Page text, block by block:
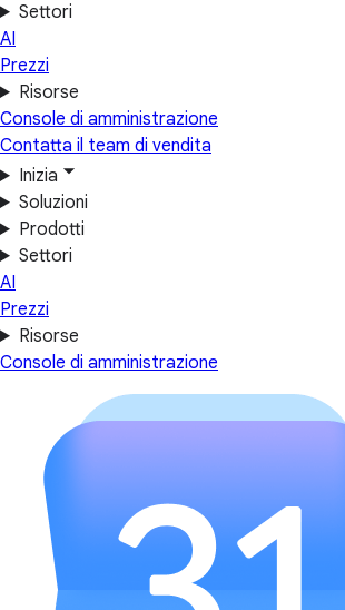
Settori
AI
Prezzi
Risorse
Console di amministrazione
Contatta il team di vendita
Inizia
Soluzioni
Prodotti
Settori
AI
Prezzi
Risorse
Console di amministrazione